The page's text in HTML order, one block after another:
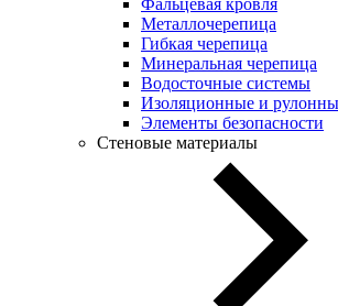
Металлочерепица
Гибкая черепица
Минеральная черепица
Водосточные системы
Изоляционные и
Элементы безопасности
Стеновые материалы